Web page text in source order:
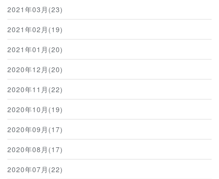
2021年03月(23)
2021年02月(19)
2021年01月(20)
2020年12月(20)
2020年11月(22)
2020年10月(19)
2020年09月(17)
2020年08月(17)
2020年07月(22)